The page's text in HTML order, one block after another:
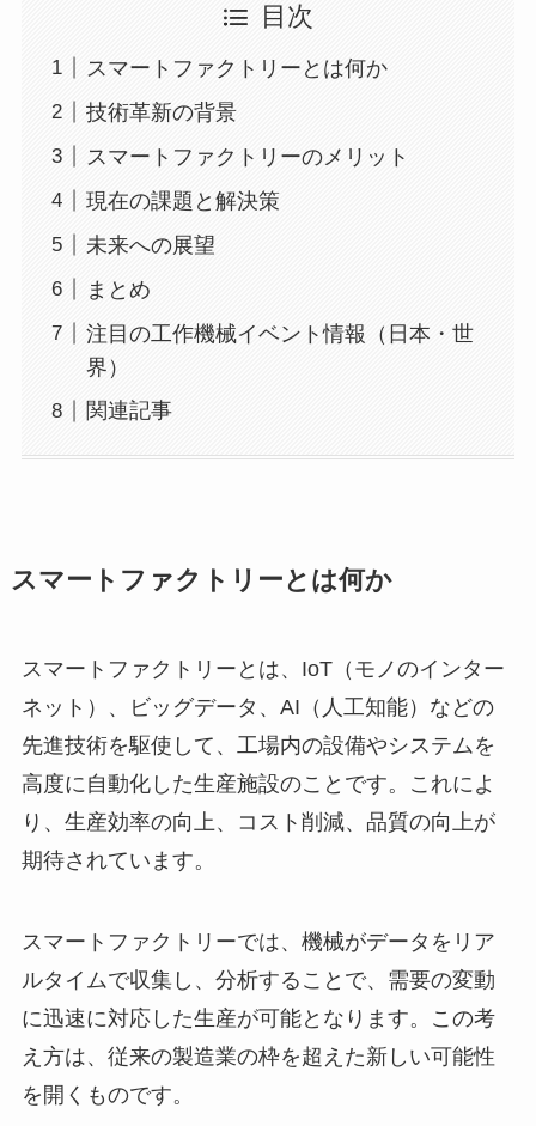
目次
スマートファクトリーとは何か
技術革新の背景
スマートファクトリーのメリット
現在の課題と解決策
未来への展望
まとめ
注目の工作機械イベント情報（日本・世
界）
関連記事
スマートファクトリーとは何か
スマートファクトリーとは、IoT（モノのインター
ネット）、ビッグデータ、AI（人工知能）などの
先進技術を駆使して、工場内の設備やシステムを
高度に自動化した生産施設のことです。これによ
り、生産効率の向上、コスト削減、品質の向上が
期待されています。
スマートファクトリーでは、機械がデータをリア
ルタイムで収集し、分析することで、需要の変動
に迅速に対応した生産が可能となります。この考
え方は、従来の製造業の枠を超えた新しい可能性
を開くものです。